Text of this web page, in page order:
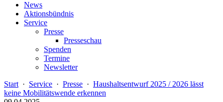
News
Aktionsbündnis
Service
Presse
Presseschau
Spenden
Termine
Newsletter
Start · Service · Presse · Haushaltsentwurf 2025 / 2026 lässt
keine Mobilitätswende erkennen